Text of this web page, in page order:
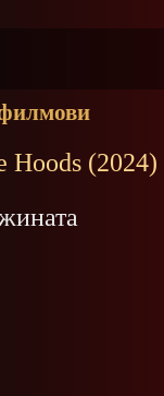
Hoods (2024)